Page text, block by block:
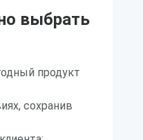
выбрать
продукт
сохранив